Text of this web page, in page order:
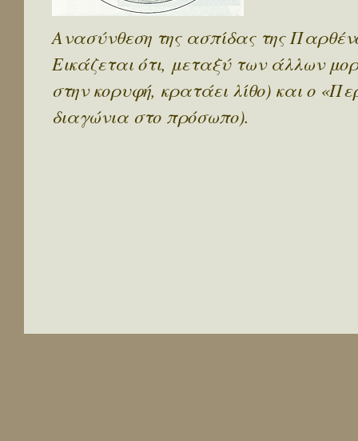
Ανασύνθεση της ασπίδας της
Εικάζεται ότι, μεταξύ των άλλων
στην κορυφή, κρατάει λίθο) και ο
διαγώνια στο πρόσωπο).